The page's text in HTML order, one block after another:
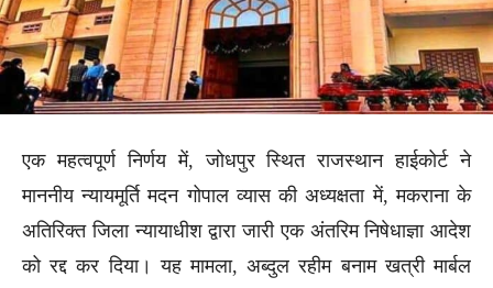
एक महत्वपूर्ण निर्णय में, जोधपुर स्थित राजस्थान हाईकोर्ट ने
माननीय न्यायमूर्ति मदन गोपाल व्यास की अध्यक्षता में, मकराना के
अतिरिक्त जिला न्यायाधीश द्वारा जारी एक अंतरिम निषेधाज्ञा आदेश
को रद्द कर दिया। यह मामला, अब्दुल रहीम बनाम खत्री मार्बल